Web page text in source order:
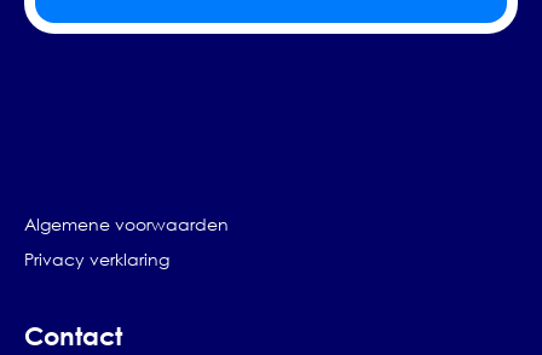
Algemene voorwaarden
Privacy verklaring
Contact